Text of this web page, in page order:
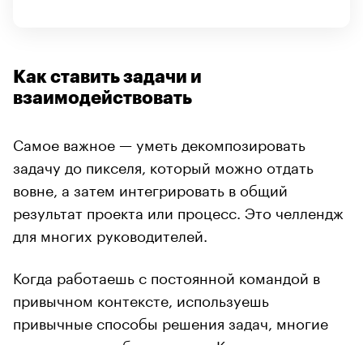
Как ставить задачи и
взаимодействовать
Самое важное — уметь декомпозировать
задачу до пикселя, который можно отдать
вовне, а затем интегрировать в общий
результат проекта или процесс. Это челлендж
для многих руководителей.
Когда работаешь с постоянной командой в
привычном контексте, используешь
привычные способы решения задач, многие